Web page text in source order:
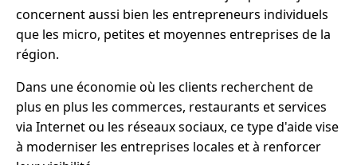
concernent aussi bien les entrepreneurs individuels
que les micro, petites et moyennes entreprises de la
région.
Dans une économie où les clients recherchent de
plus en plus les commerces, restaurants et services
via Internet ou les réseaux sociaux, ce type d'aide vise
à moderniser les entreprises locales et à renforcer